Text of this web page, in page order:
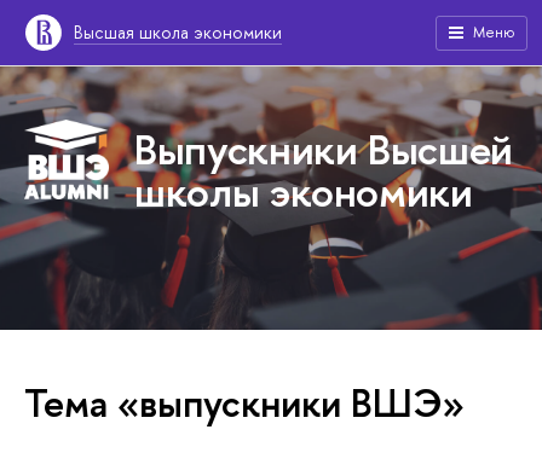
Высшая школа экономики Меню
Выпускники Высшей
школы экономики
Тема «выпускники ВШЭ»